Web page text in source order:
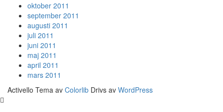
oktober 2011
september 2011
augusti 2011
juli 2011
juni 2011
maj 2011
april 2011
mars 2011
Activello Tema av Colorlib Drivs av WordPress